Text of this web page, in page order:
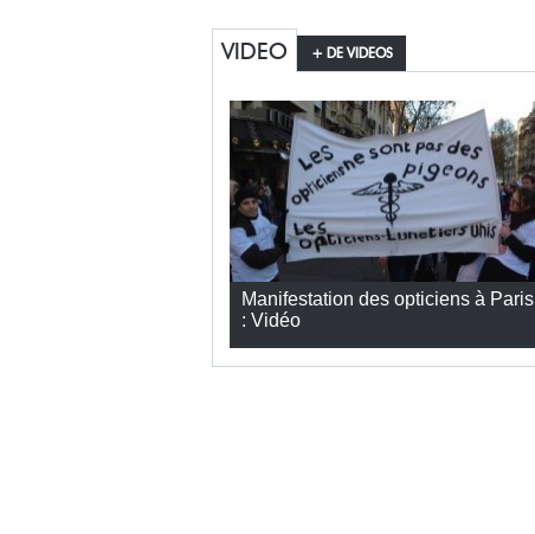
VIDEO + DE VIDEOS
Manifestation des opticiens à Paris
: Vidéo